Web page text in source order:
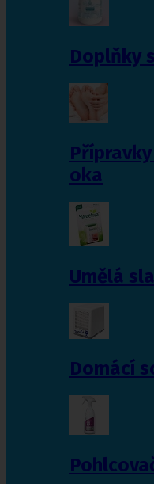
Doplňky
oka
Umělá
Domácí